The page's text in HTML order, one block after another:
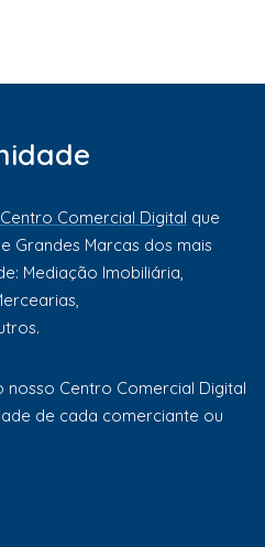
Centro Comercial Digital que
Grandes Marcas dos mais
Mediação Imobiliária,
Centro Comercial Digital
de cada comerciante ou